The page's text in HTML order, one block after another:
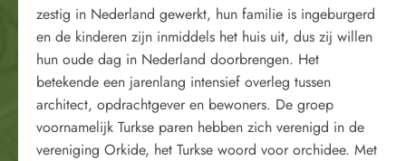
zestig in Nederland gewerkt, hun familie is ingeburgerd
en de kinderen zijn inmiddels het huis uit, dus zij willen
hun oude dag in Nederland doorbrengen. Het
betekende een jarenlang intensief overleg tussen
architect, opdrachtgever en bewoners. De groep
voornamelijk Turkse paren hebben zich verenigd in de
vereniging Orkide, het Turkse woord voor orchidee. Met